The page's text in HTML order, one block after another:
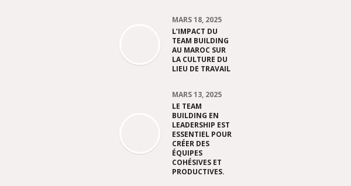
MARS 18, 2025
L’IMPACT DU
TEAM BUILDING
AU MAROC SUR
LA CULTURE DU
LIEU DE TRAVAIL
MARS 13, 2025
LE TEAM
BUILDING EN
LEADERSHIP EST
ESSENTIEL POUR
CRÉER DES
ÉQUIPES
COHÉSIVES ET
PRODUCTIVES.